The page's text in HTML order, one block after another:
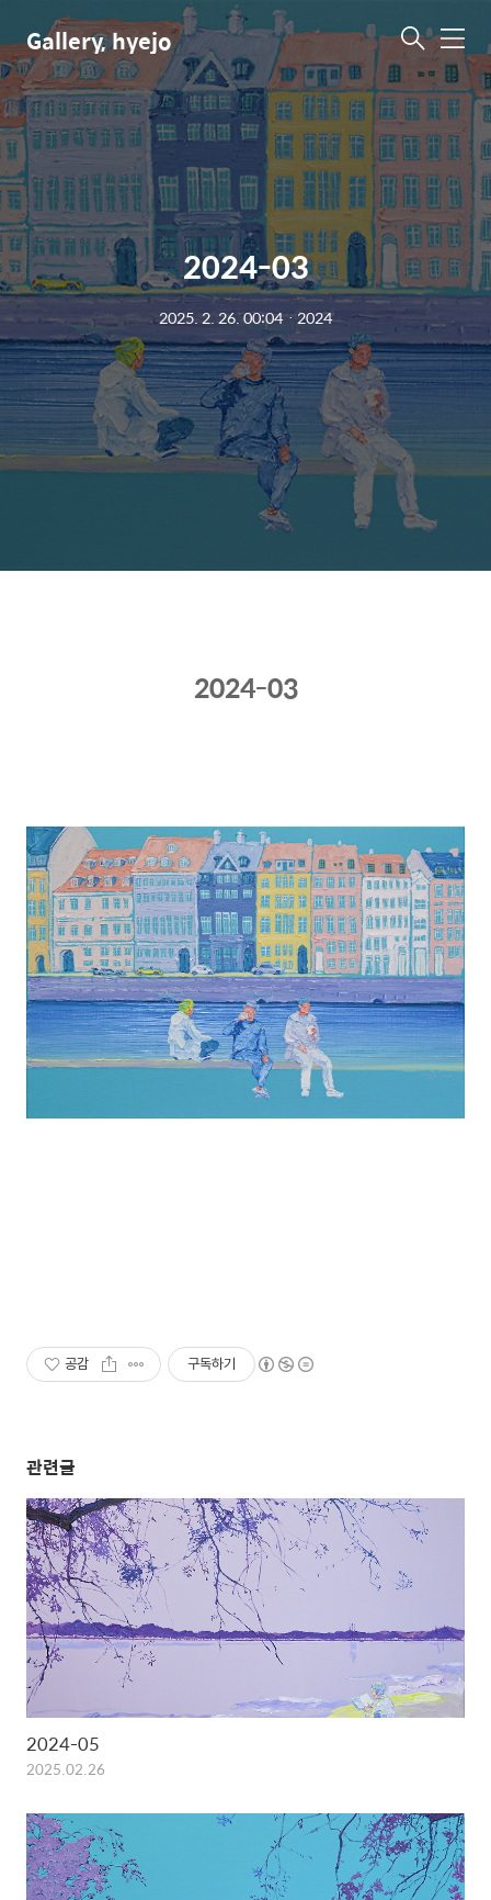
Gallery, hyejo 메
뉴
2024-03
2025. 2. 26. 00:04ㆍ2024
2024-03
공감 구독하기
관련글
2024-05
2025.02.26